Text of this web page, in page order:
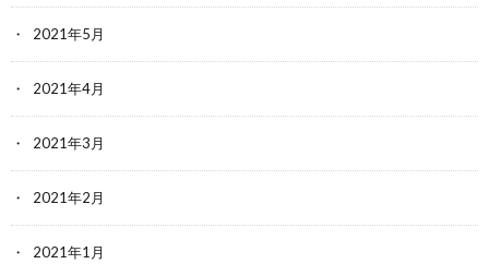
2021年5月
2021年4月
2021年3月
2021年2月
2021年1月